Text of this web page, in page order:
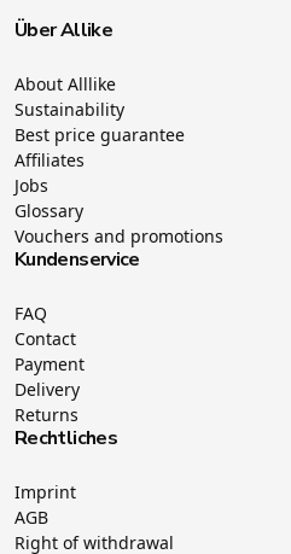
Über Allike
About Alllike
Sustainability
Best price guarantee
Affiliates
Jobs
Glossary
Vouchers and promotions
Kundenservice
FAQ
Contact
Payment
Delivery
Returns
Rechtliches
Imprint
AGB
Right of withdrawal